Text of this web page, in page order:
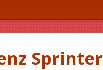
Sprinter